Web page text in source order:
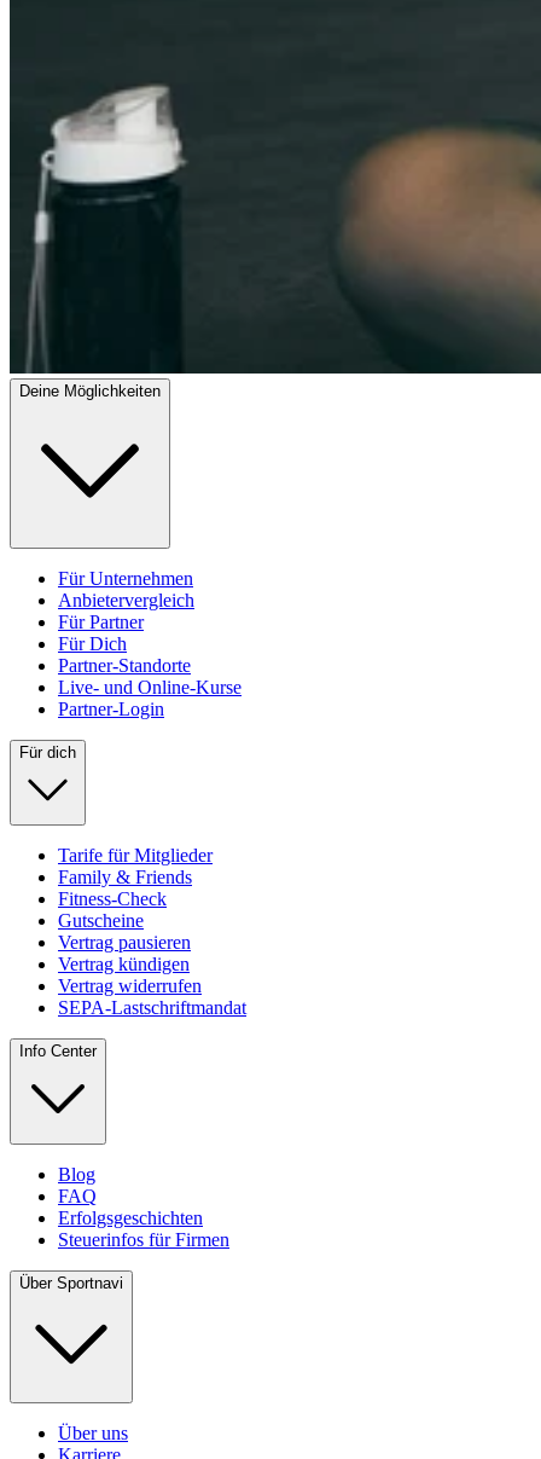
Deine Möglichkeiten
Für Unternehmen
Anbietervergleich
Für Partner
Für Dich
Partner-Standorte
Live- und Online-Kurse
Partner-Login
Für dich
Tarife für Mitglieder
Family & Friends
Fitness-Check
Gutscheine
Vertrag pausieren
Vertrag kündigen
Vertrag widerrufen
SEPA-Lastschriftmandat
Info Center
Blog
FAQ
Erfolgsgeschichten
Steuerinfos für Firmen
Über Sportnavi
Über uns
Karriere